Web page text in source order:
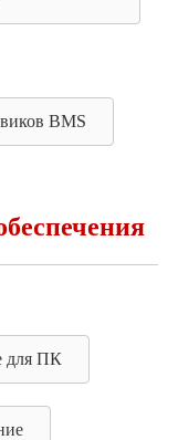
BMS
для ПК